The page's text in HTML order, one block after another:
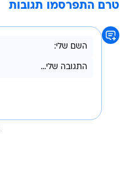
טרם התפרסמו תגובות